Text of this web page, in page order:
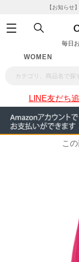
【お知らせ
毎日
WOMEN
LINE友だち
こ